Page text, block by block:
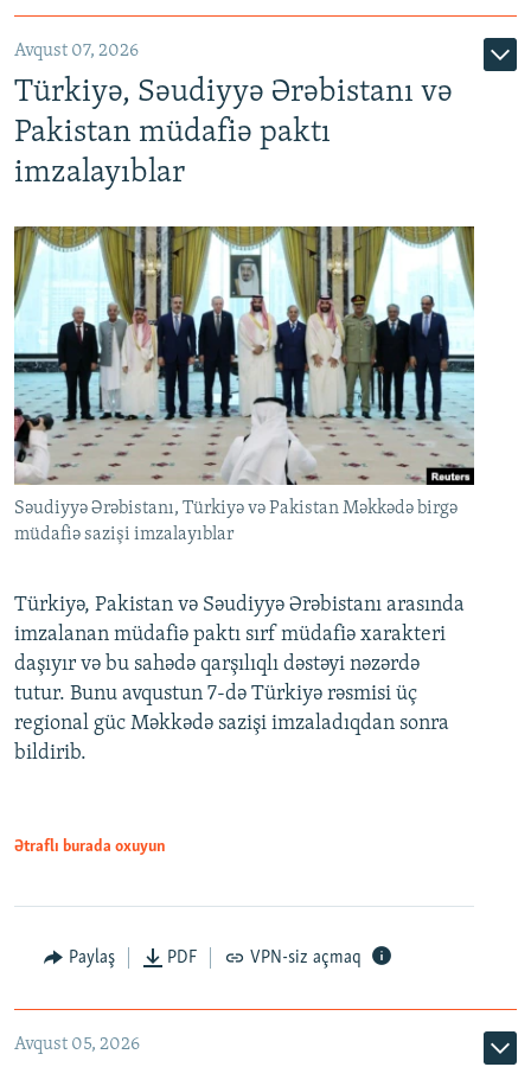
Avqust 07, 2026
Türkiyə, Səudiyyə Ərəbistanı və
Pakistan müdafiə paktı
imzalayıblar
Səudiyyə Ərəbistanı, Türkiyə və Pakistan Məkkədə birgə
müdafiə sazişi imzalayıblar
Türkiyə, Pakistan və Səudiyyə Ərəbistanı arasında
imzalanan müdafiə paktı sırf müdafiə xarakteri
daşıyır və bu sahədə qarşılıqlı dəstəyi nəzərdə
tutur. Bunu avqustun 7-də Türkiyə rəsmisi üç
regional güc Məkkədə sazişi imzaladıqdan sonra
bildirib.
Ətraflı burada oxuyun
Paylaş PDF VPN-siz açmaq
Avqust 05, 2026